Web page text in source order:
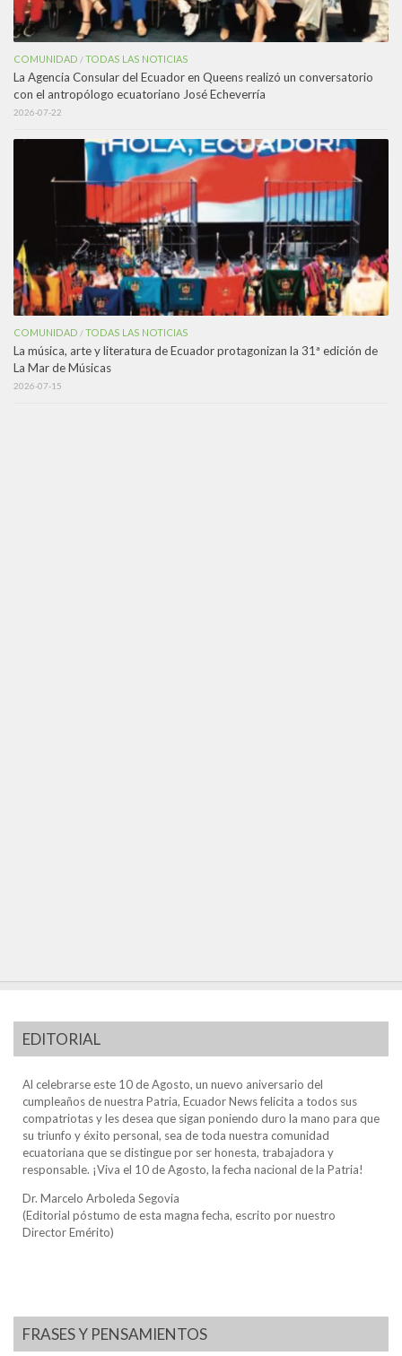
COMUNIDAD /TODAS LAS NOTICIAS
La Agencia Consular del Ecuador en Queens realizó un conversatorio
con el antropólogo ecuatoriano José Echeverría
2026-07-22
COMUNIDAD /TODAS LAS NOTICIAS
La música, arte y literatura de Ecuador protagonizan la 31ª edición de
La Mar de Músicas
2026-07-15
EDITORIAL
Al celebrarse este 10 de Agosto, un nuevo aniversario del
cumpleaños de nuestra Patria, Ecuador News felicita a todos sus
compatriotas y les desea que sigan poniendo duro la mano para que
su triunfo y éxito personal, sea de toda nuestra comunidad
ecuatoriana que se distingue por ser honesta, trabajadora y
responsable. ¡Viva el 10 de Agosto, la fecha nacional de la Patria!
Dr. Marcelo Arboleda Segovia
(Editorial póstumo de esta magna fecha, escrito por nuestro
Director Emérito)
FRASES Y PENSAMIENTOS